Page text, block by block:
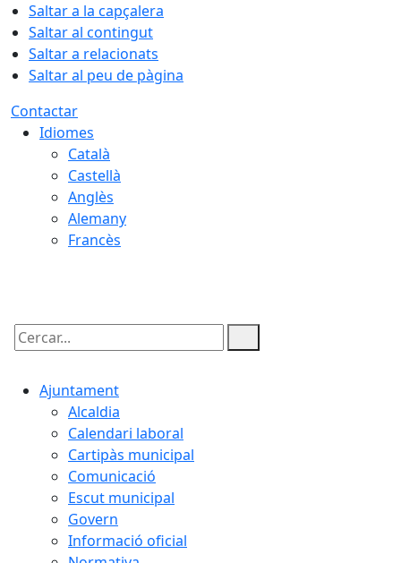
Saltar a la capçalera
Saltar al contingut
Saltar a relacionats
Saltar al peu de pàgina
Contactar
Idiomes
Català
Castellà
Anglès
Alemany
Francès
Cercar:
Ajuntament
Alcaldia
Calendari laboral
Cartipàs municipal
Comunicació
Escut municipal
Govern
Informació oficial